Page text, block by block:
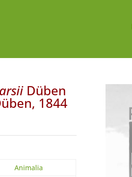
Düben
1844
Animalia